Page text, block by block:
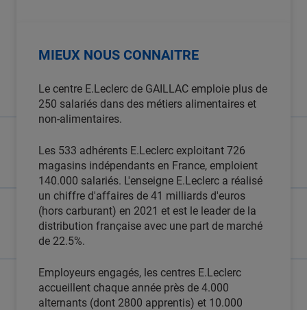
MIEUX NOUS CONNAITRE
Le centre E.Leclerc de GAILLAC emploie plus de
250 salariés dans des métiers alimentaires et
non-alimentaires.
Les 533 adhérents E.Leclerc exploitant 726
magasins indépendants en France, emploient
140.000 salariés. L'enseigne E.Leclerc a réalisé
un chiffre d'affaires de 41 milliards d'euros
(hors carburant) en 2021 et est le leader de la
distribution française avec une part de marché
de 22.5%.
Employeurs engagés, les centres E.Leclerc
accueillent chaque année près de 4.000
alternants (dont 2800 apprentis) et 10.000